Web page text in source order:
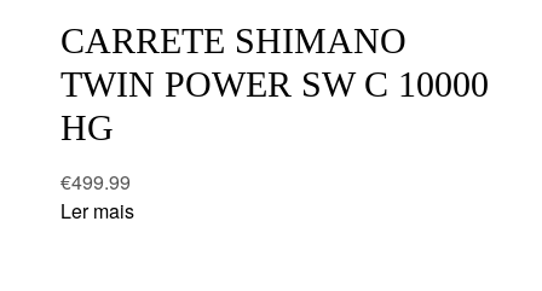
CARRETE SHIMANO
TWIN POWER SW C 10000
HG
€499.99
Ler mais